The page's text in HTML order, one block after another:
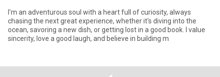
I'm an adventurous soul with a heart full of curiosity, always
chasing the next great experience, whether it's diving into the
ocean, savoring a new dish, or getting lost in a good book. I value
sincerity, love a good laugh, and believe in building m